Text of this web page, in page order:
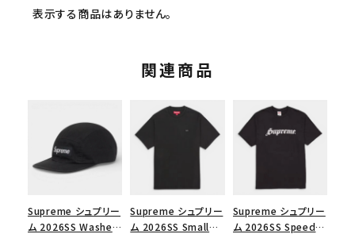
表示する商品はありません。
関連商品
Supreme シュプリー
ム 2026SS Washed
Supreme シュプリー
ム 2026SS Small
Supreme シュプリー
ム 2026SS Speed